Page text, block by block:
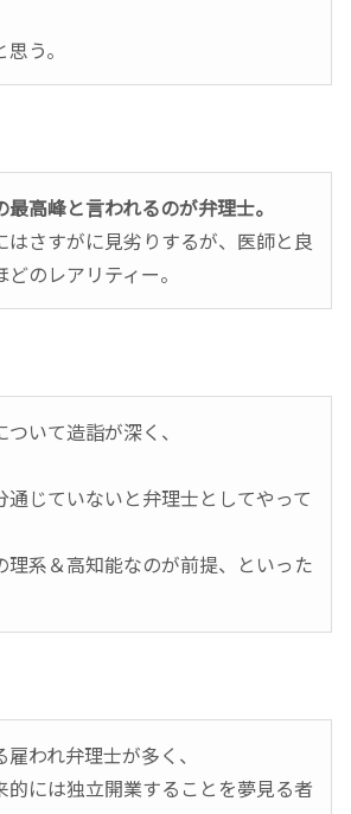
う。
高峰と言われるのが弁理士。
はさすがに見劣りするが、医師と良
のレアリティー。
いて造詣が深く、
通じていないと弁理士としてやって
理系＆高知能なのが前提、といった
われ弁理士が多く、
的には独立開業することを夢見る者